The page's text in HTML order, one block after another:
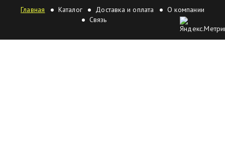
Главная Каталог Доставка и оплата
О компании
Связь